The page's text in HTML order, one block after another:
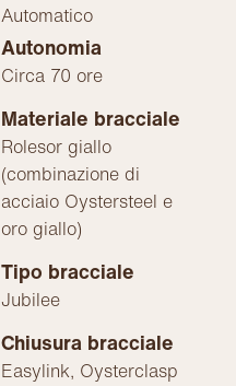
Automatico
Autonomia
Circa 70 ore
Materiale bracciale
Rolesor giallo
(combinazione di
acciaio Oystersteel e
oro giallo)
Tipo bracciale
Jubilee
Chiusura bracciale
Easylink, Oysterclasp